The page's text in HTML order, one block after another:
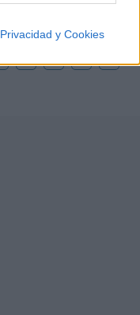
Privacidad y Cookies
H J